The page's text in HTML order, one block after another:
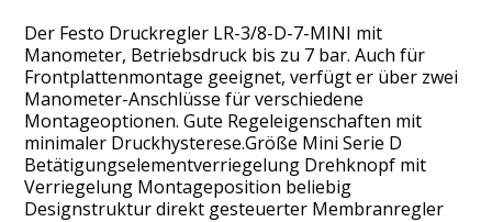
Der Festo Druckregler LR-3/8-D-7-MINI mit
Manometer, Betriebsdruck bis zu 7 bar. Auch für
Frontplattenmontage geeignet, verfügt er über zwei
Manometer-Anschlüsse für verschiedene
Montageoptionen. Gute Regeleigenschaften mit
minimaler Druckhysterese.Größe Mini Serie D
Betätigungselementverriegelung Drehknopf mit
Verriegelung Montageposition beliebig
Designstruktur direkt gesteuerter Membranregler